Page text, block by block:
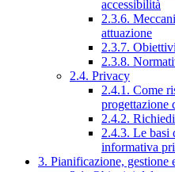
accessibilità
2.3.6.
attuazione
2.3.7.
2.3.8.
2.4. Privacy
2.4.1. Come
progettazione
2.4.2.
2.4.3. Le basi
informativa
3. Pianificazione, gestione